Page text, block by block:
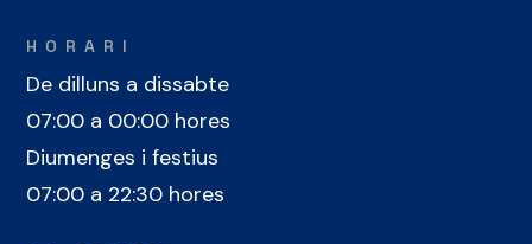
HORARI
De dilluns a dissabte
07:00 a 00:00 hores
Diumenges i festius
07:00 a 22:30 hores